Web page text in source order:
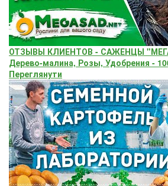
ОТЗЫВЫ КЛИЕНТОВ - САЖЕНЦЫ
Дерево-малина, Розы, Удобрения -
Переглянути